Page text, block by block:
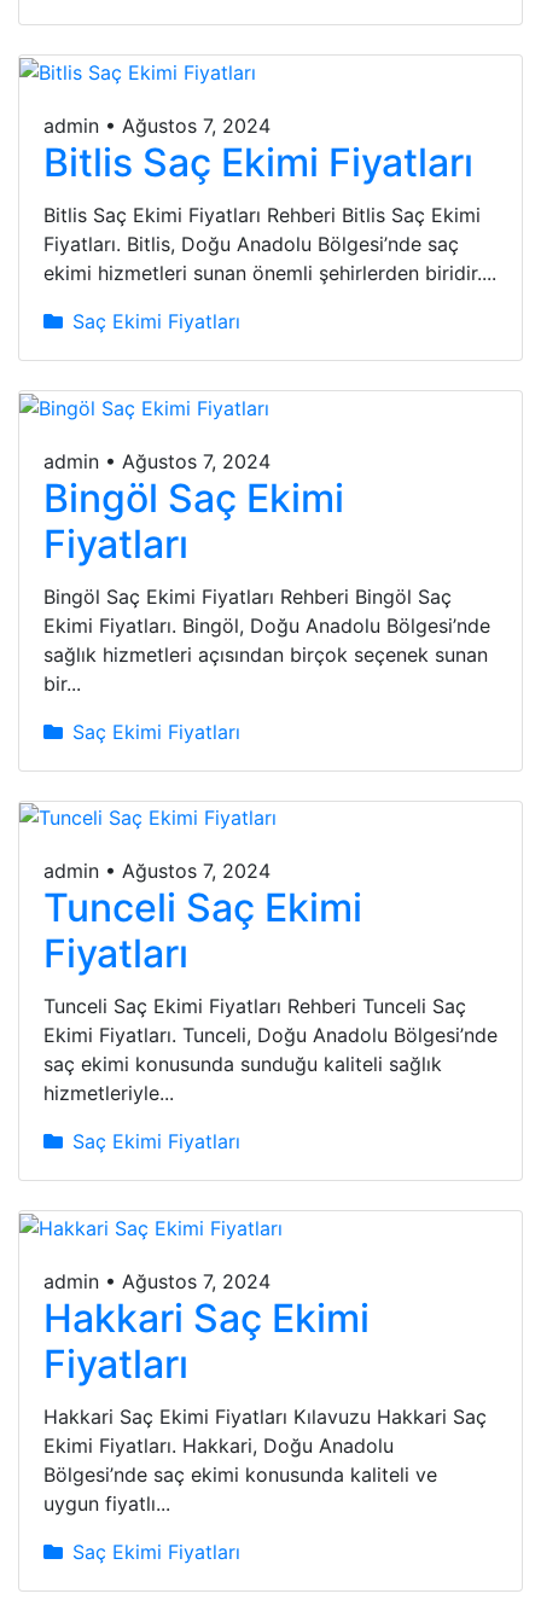
admin • Ağustos 7, 2024
Bitlis Saç Ekimi Fiyatları
Bitlis Saç Ekimi Fiyatları Rehberi Bitlis Saç Ekimi
Fiyatları. Bitlis, Doğu Anadolu Bölgesi’nde saç
ekimi hizmetleri sunan önemli şehirlerden biridir....
Saç Ekimi Fiyatları
admin • Ağustos 7, 2024
Bingöl Saç Ekimi
Fiyatları
Bingöl Saç Ekimi Fiyatları Rehberi Bingöl Saç
Ekimi Fiyatları. Bingöl, Doğu Anadolu Bölgesi’nde
sağlık hizmetleri açısından birçok seçenek sunan
bir...
Saç Ekimi Fiyatları
admin • Ağustos 7, 2024
Tunceli Saç Ekimi
Fiyatları
Tunceli Saç Ekimi Fiyatları Rehberi Tunceli Saç
Ekimi Fiyatları. Tunceli, Doğu Anadolu Bölgesi’nde
saç ekimi konusunda sunduğu kaliteli sağlık
hizmetleriyle...
Saç Ekimi Fiyatları
admin • Ağustos 7, 2024
Hakkari Saç Ekimi
Fiyatları
Hakkari Saç Ekimi Fiyatları Kılavuzu Hakkari Saç
Ekimi Fiyatları. Hakkari, Doğu Anadolu
Bölgesi’nde saç ekimi konusunda kaliteli ve
uygun fiyatlı...
Saç Ekimi Fiyatları